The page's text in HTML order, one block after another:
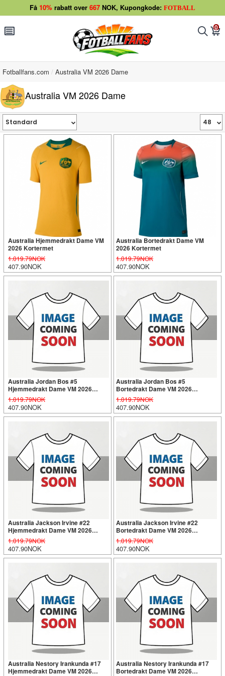
Få 10% rabatt over 667 NOK, Kupongkode: FOTBALL
󰂩 󰂨 0
󰃦
Fotballfans.com Australia VM 2026 Dame
Australia VM 2026 Dame
Australia Hjemmedrakt Dame VM
2026 Kortermet
1.019.79NOK
407.90NOK
Australia Bortedrakt Dame VM
2026 Kortermet
1.019.79NOK
407.90NOK
Australia Jordan Bos #5
Hjemmedrakt Dame VM 2026
Kortermet
1.019.79NOK
407.90NOK
Australia Jordan Bos #5
Bortedrakt Dame VM 2026
Kortermet
1.019.79NOK
407.90NOK
Australia Jackson Irvine #22
Hjemmedrakt Dame VM 2026
Kortermet
1.019.79NOK
407.90NOK
Australia Jackson Irvine #22
Bortedrakt Dame VM 2026
Kortermet
1.019.79NOK
407.90NOK
Australia Nestory Irankunda #17
Hjemmedrakt Dame VM 2026
Australia Nestory Irankunda #17
Bortedrakt Dame VM 2026